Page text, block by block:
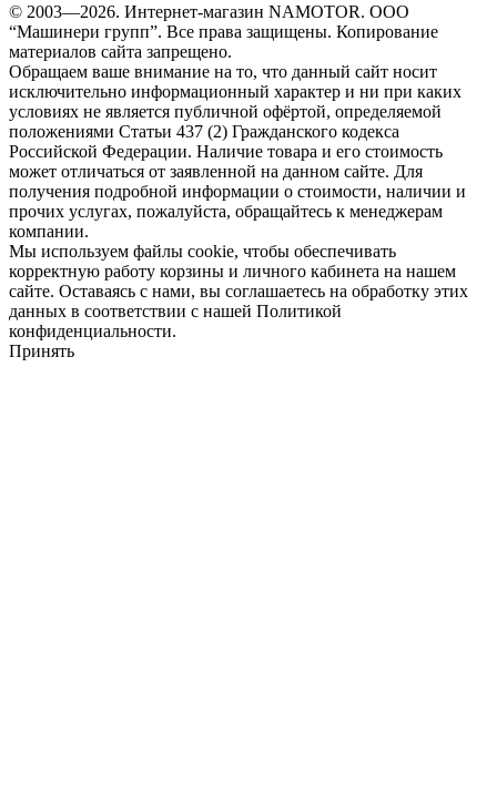
© 2003—2026. Интернет-магазин NAMOTOR. ООО
“Машинери групп”. Все права защищены. Копирование
материалов сайта запрещено.
Обращаем ваше внимание на то, что данный сайт носит
исключительно информационный характер и ни при каких
условиях не является публичной офёртой, определяемой
положениями Статьи 437 (2) Гражданского кодекса
Российской Федерации. Наличие товара и его стоимость
может отличаться от заявленной на данном сайте. Для
получения подробной информации о стоимости, наличии и
прочих услугах, пожалуйста, обращайтесь к менеджерам
компании.
Мы используем файлы cookie, чтобы обеспечивать
корректную работу корзины и личного кабинета на нашем
сайте. Оставаясь с нами, вы соглашаетесь на обработку этих
данных в соответствии с нашей Политикой
конфиденциальности.
Принять